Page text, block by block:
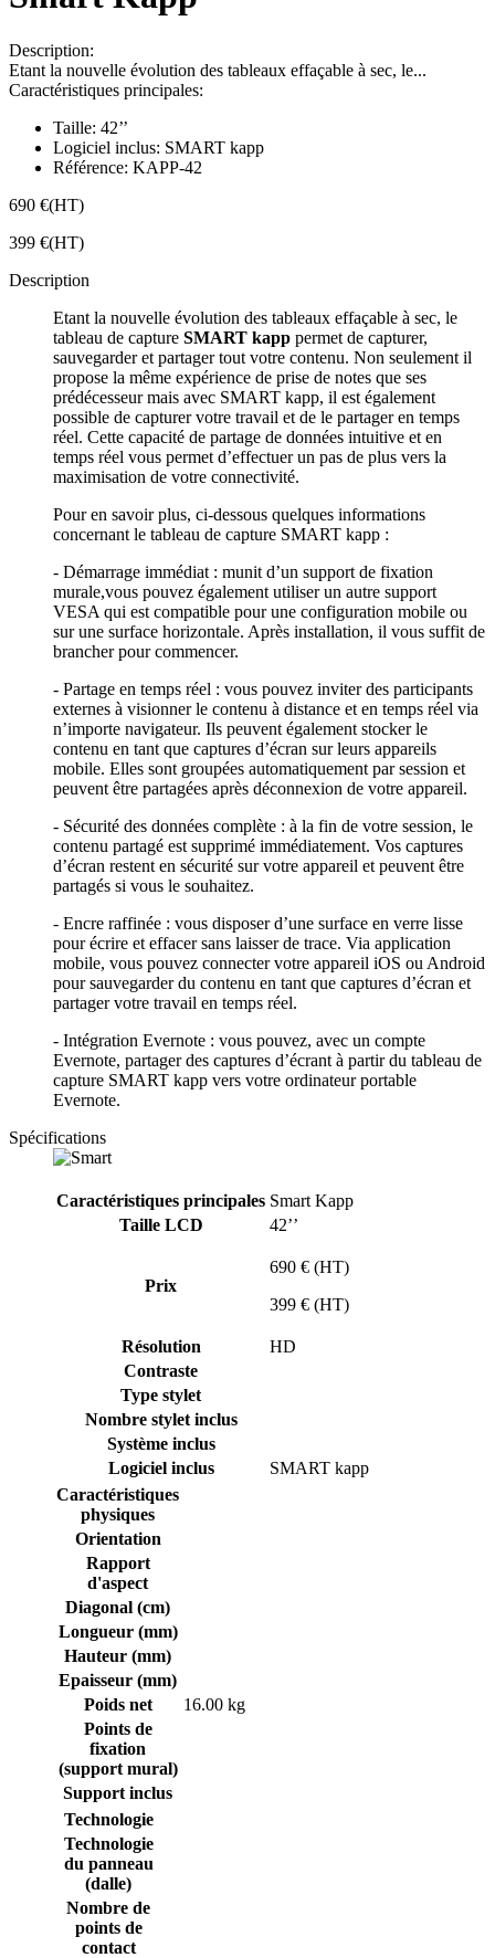
Description:
Etant la nouvelle évolution des tableaux effaçable à sec, le...
Caractéristiques principales:
Taille: 42’’
Logiciel inclus: SMART kapp
Référence: KAPP-42
690 €(HT)
399 €(HT)
Description
Etant la nouvelle évolution des tableaux effaçable à sec, le
tableau de capture SMART kapp permet de capturer,
sauvegarder et partager tout votre contenu. Non seulement il
propose la même expérience de prise de notes que ses
prédécesseur mais avec SMART kapp, il est également
possible de capturer votre travail et de le partager en temps
réel. Cette capacité de partage de données intuitive et en
temps réel vous permet d’effectuer un pas de plus vers la
maximisation de votre connectivité.
Pour en savoir plus, ci-dessous quelques informations
concernant le tableau de capture SMART kapp :
- Démarrage immédiat : munit d’un support de fixation
murale,vous pouvez également utiliser un autre support
VESA qui est compatible pour une configuration mobile ou
sur une surface horizontale. Après installation, il vous suffit de
brancher pour commencer.
- Partage en temps réel : vous pouvez inviter des participants
externes à visionner le contenu à distance et en temps réel via
n’importe navigateur. Ils peuvent également stocker le
contenu en tant que captures d’écran sur leurs appareils
mobile. Elles sont groupées automatiquement par session et
peuvent être partagées après déconnexion de votre appareil.
- Sécurité des données complète : à la fin de votre session, le
contenu partagé est supprimé immédiatement. Vos captures
d’écran restent en sécurité sur votre appareil et peuvent être
partagés si vous le souhaitez.
- Encre raffinée : vous disposer d’une surface en verre lisse
pour écrire et effacer sans laisser de trace. Via application
mobile, vous pouvez connecter votre appareil iOS ou Android
pour sauvegarder du contenu en tant que captures d’écran et
partager votre travail en temps réel.
- Intégration Evernote : vous pouvez, avec un compte
Evernote, partager des captures d’écrant à partir du tableau de
capture SMART kapp vers votre ordinateur portable
Evernote.
Spécifications
Caractéristiques principales Smart Kapp
Taille LCD
42’’
Prix
690 € (HT)
399 € (HT)
Résolution
HD
Contraste
Type stylet
Nombre stylet inclus
Système inclus
Logiciel inclus
SMART kapp
Caractéristiques
physiques
Orientation
Rapport
d'aspect
Diagonal (cm)
Longueur (mm)
Hauteur (mm)
Epaisseur (mm)
Poids net
16.00 kg
Points de
fixation
(support mural)
Support inclus
Technologie
Technologie
du panneau
(dalle)
Nombre de
points de
contact